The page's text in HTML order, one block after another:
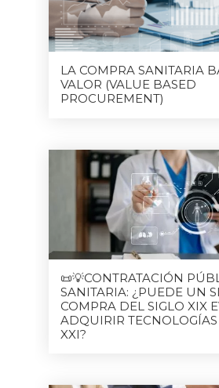
LA COMPRA SANITARIA
VALOR (VALUE BASED
PROCUREMENT)
📜💡CONTRATACIÓN
SANITARIA: ¿PUEDE UN
COMPRA DEL SIGLO XIX
ADQUIRIR
XXI?